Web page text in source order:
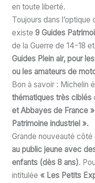
en toute liberté.
Toujours dans
existe 9 Guides
de la Guerre de 14-18
Guides Plein air, pour
ou les amateurs de
Bon à savoir : Michelin
thématiques très ciblés
et Abbayes de France
Patrimoine industriel ».
Grande nouveauté côté
au public jeune avec
enfants (dès 8 ans).
intitulée « Les Petits